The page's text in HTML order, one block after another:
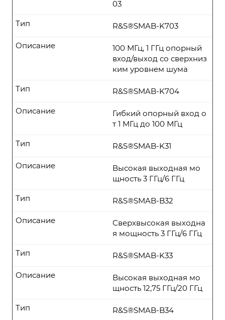
03
R&S®SMAB-K703
Тип
100 МГц, 1 ГГц опорный
вход/выход со сверхниз
ким уровнем шума
Описание
R&S®SMAB-K704
Тип
Гибкий опорный вход о
т 1 МГц до 100 МГц
Описание
R&S®SMAB-K31
Тип
Высокая выходная мо
щность 3 ГГц/6 ГГц
Описание
R&S®SMAB-B32
Тип
Сверхвысокая выходна
я мощность 3 ГГц/6 ГГц
Описание
R&S®SMAB-K33
Тип
Высокая выходная мо
щность 12,75 ГГц/20 ГГц
Описание
R&S®SMAB-B34
Тип